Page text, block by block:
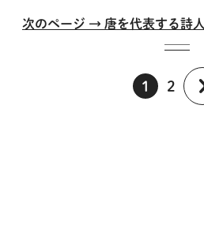
次のページ → 唐を代表する詩人である杜甫（とほ）は
──
1 2